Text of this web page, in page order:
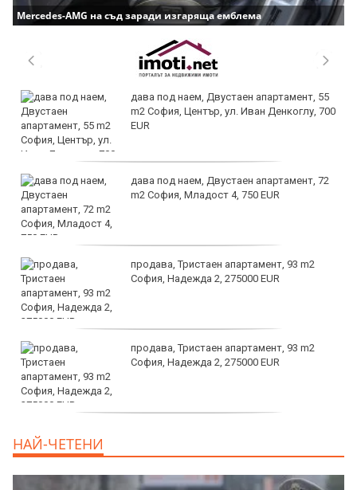
Mercedes-AMG на съд заради изгаряща емблема
дава под наем, Двустаен апартамент, 55
m2 София, Център, ул. Иван Денкоглу, 700
EUR
дава под наем, Двустаен апартамент, 72
m2 София, Младост 4, 750 EUR
продава, Тристаен апартамент, 93 m2
София, Надежда 2, 275000 EUR
продава, Тристаен апартамент, 93 m2
София, Надежда 2, 275000 EUR
НАЙ-ЧЕТЕНИ